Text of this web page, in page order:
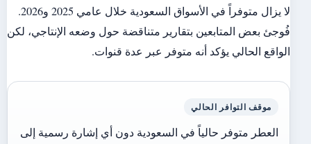
لا يزال متوفراً في الأسواق السعودية خلال عامي 2025 و2026.
فُوجئ بعض المتابعين بتقارير متناقضة حول وضعه الإنتاجي، لكن
الواقع الحالي يؤكد أنه متوفر عبر عدة قنوات.
موقف التوافر الحالي
العطر متوفر حالياً في السعودية دون أي إشارة رسمية إلى